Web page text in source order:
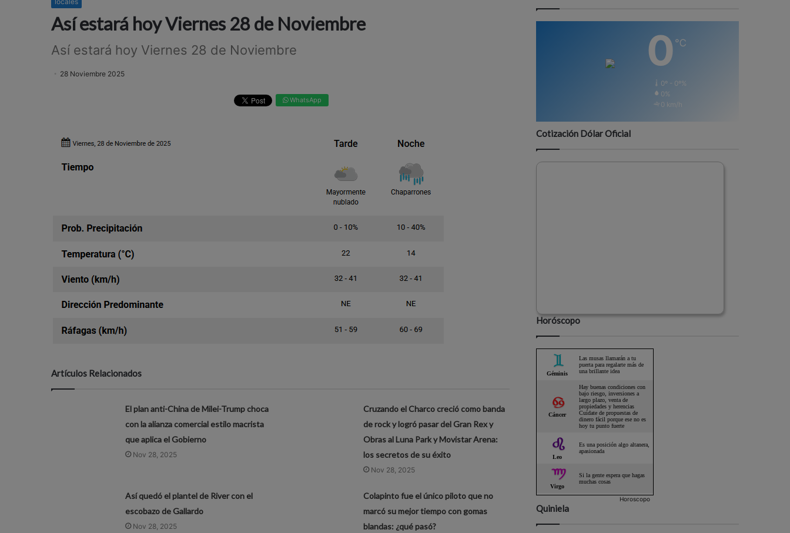
Así estará hoy Viernes 28 de Noviembre
Así estará hoy Viernes 28 de Noviembre
28 Noviembre 2025
WhatsApp
Artículos Relacionados
El plan anti-China de Milei-Trump choca
con la alianza comercial estilo macrista
que aplica el Gobierno
Nov 28, 2025
Cruzando el Charco creció como banda
de rock y logró pasar del Gran Rex y
Obras al Luna Park y Movistar Arena:
los secretos de su éxito
Nov 28, 2025
Así quedó el plantel de River con el
escobazo de Gallardo
Nov 28, 2025
Colapinto fue el único piloto que no
marcó su mejor tiempo con gomas
blandas: ¿qué pasó?
0 ℃
0º - 0º%
0%
0 km/h
Cotización Dólar Oficial
Horóscopo
Horoscopo
Quiniela